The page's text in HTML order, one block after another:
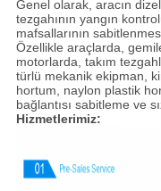
Genel olarak, aracın
tezgahının yangın
mafsallarının
Özellikle araçlarda,
motorlarda, takım
türlü mekanik ekipman,
hortum, naylon plastik
bağlantısı sabitleme ve
Hizmetlerimiz: